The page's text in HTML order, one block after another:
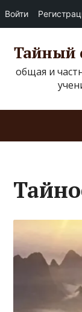
Войти
Тайный
общая и